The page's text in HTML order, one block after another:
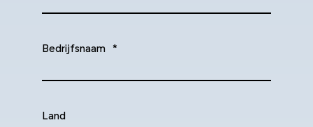
Bedrijfsnaam *
Land